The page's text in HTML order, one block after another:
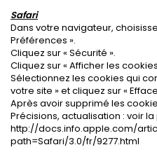
Safari
Dans votre navigateur,
Préférences ».
Cliquez sur « Sécurité ».
Cliquez sur « Afficher les
Sélectionnez les cookies qui
votre site » et cliquez sur «
Après avoir supprimé les
Précisions, actualisation : voir
http://docs.info.apple.com/
path=Safari/3.0/fr/9277.html